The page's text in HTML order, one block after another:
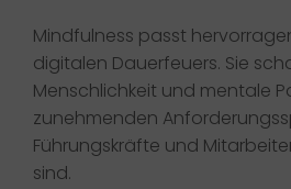
Mindfulness passt
digitalen Dauerfeuers. Sie
Menschlichkeit und mentale
zunehmenden
Führungskräfte und
sind.